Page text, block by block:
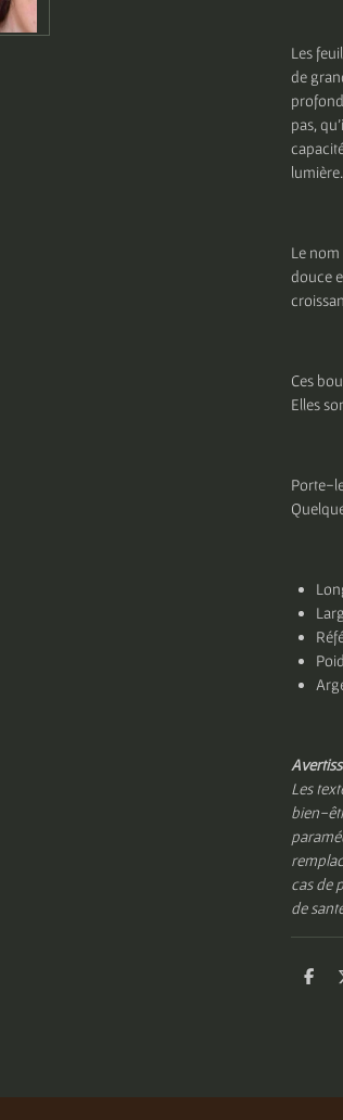
Les
de
pas,
lumière.
Le
douce
Ces
Elles
Porte-
Les
bien-
cas de
de
P